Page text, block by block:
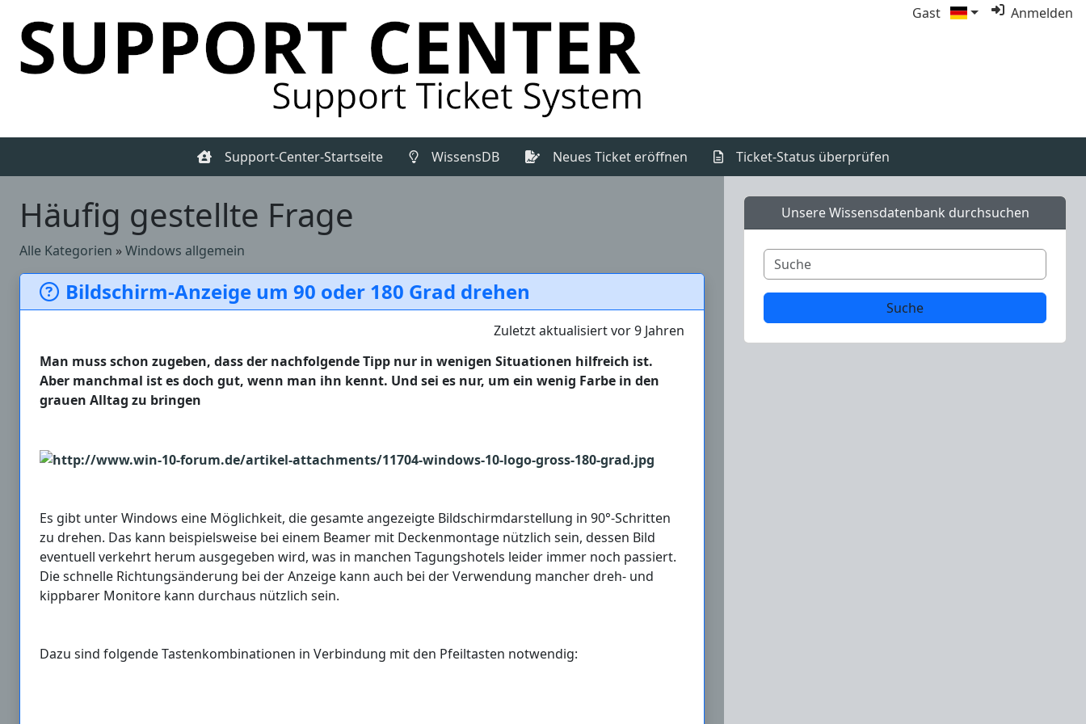
Gast Anmelden
Support-Center-Startseite WissensDB(Aktuell) Neues Ticket eröffnen Ticket-Status überprüfen
Häufig gestellte Frage
Alle Kategorien »Windows allgemein
Bildschirm-Anzeige um 90 oder 180 Grad drehen
Zuletzt aktualisiert vor 9 Jahren
Man muss schon zugeben, dass der nachfolgende Tipp nur in wenigen Situationen hilfreich ist.
Aber manchmal ist es doch gut, wenn man ihn kennt. Und sei es nur, um ein wenig Farbe in den
grauen Alltag zu bringen
Es gibt unter Windows eine Möglichkeit, die gesamte angezeigte Bildschirmdarstellung in 90°-Schritten
zu drehen. Das kann beispielsweise bei einem Beamer mit Deckenmontage nützlich sein, dessen Bild
eventuell verkehrt herum ausgegeben wird, was in manchen Tagungshotels leider immer noch passiert.
Die schnelle Richtungsänderung bei der Anzeige kann auch bei der Verwendung mancher dreh- und
kippbarer Monitore kann durchaus nützlich sein.
Dazu sind folgende Tastenkombinationen in Verbindung mit den Pfeiltasten notwendig:
Unsere Wissensdatenbank durchsuchen